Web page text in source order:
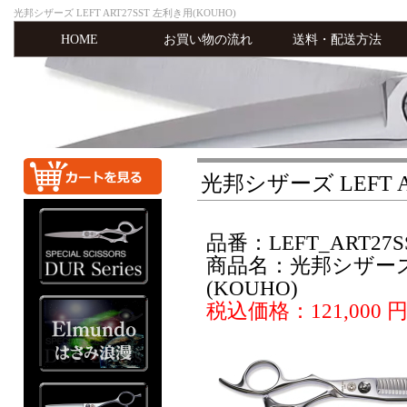
光邦シザーズ LEFT ART27SST 左利き用(KOUHO)
HOME お買い物の流れ 送料・配送方法
光邦シザーズ LEFT
品番：
商品名：光邦シザー
(KOUHO)
税込価格：121,000 円